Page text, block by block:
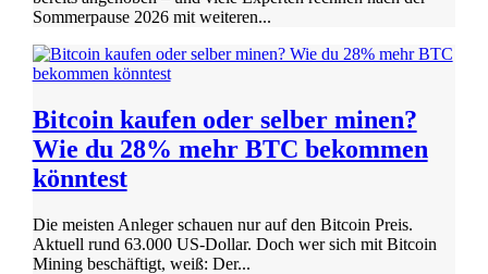
Sommerpause 2026 mit weiteren...
Bitcoin kaufen oder selber minen?
Wie du 28% mehr BTC bekommen
könntest
Die meisten Anleger schauen nur auf den Bitcoin Preis.
Aktuell rund 63.000 US-Dollar. Doch wer sich mit Bitcoin
Mining beschäftigt, weiß: Der...